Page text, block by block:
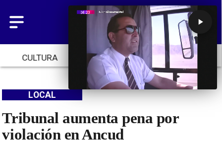
CULTURA TENDENCIAS INICIO
Tribunal aumenta pena por
violación en Ancud
LOCAL